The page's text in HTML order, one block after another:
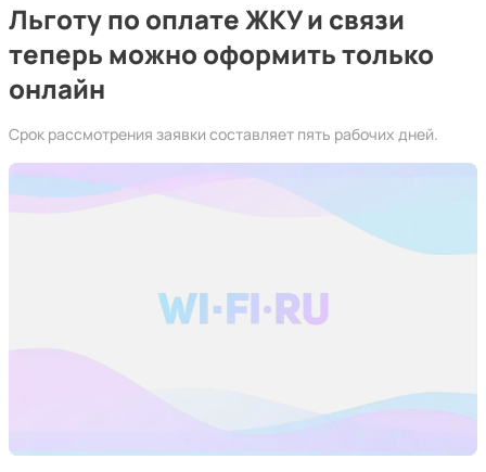
Льготу по оплате ЖКУ и связи
теперь можно оформить только
онлайн
Срок рассмотрения заявки составляет пять рабочих дней.